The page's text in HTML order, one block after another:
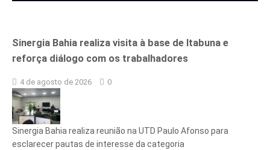
Sinergia Bahia realiza visita à base de Itabuna e
reforça diálogo com os trabalhadores
4 de agosto de 2026 0
Sinergia Bahia realiza reunião na UTD Paulo Afonso para
esclarecer pautas de interesse da categoria